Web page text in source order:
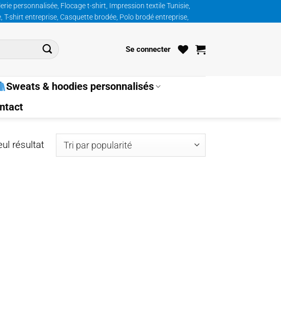
personnalisée, Flocage t-shirt, Impression textile Tunisie,
shirt entreprise, Casquette brodée, Polo brodé entreprise,
Se connecter
Sweats & hoodies personnalisés
résultat